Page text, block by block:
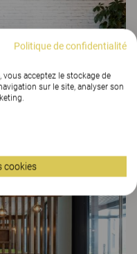
Politique de confidentialité
vous acceptez le stockage de
sur le site, analyser son
cookies